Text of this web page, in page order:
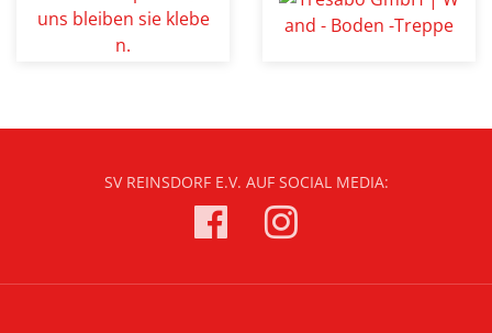
SV REINSDORF E.V. AUF SOCIAL MEDIA: